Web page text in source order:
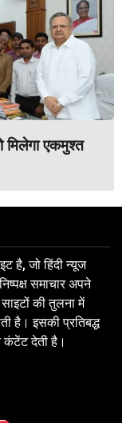
मिलेगा एकमुश्त
है, जो हिंदी न्यूज
समाचार अपने
की तुलना में
है। इसकी प्रतिबद्ध
कंटेंट देती है।